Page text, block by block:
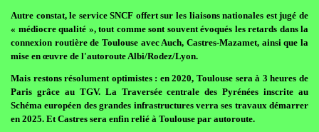
Autre constat, le service SNCF offert sur les liaisons nationales est jugé de
« médiocre qualité », tout comme sont souvent évoqués les retards dans la
connexion routière de Toulouse avec Auch, Castres-Mazamet, ainsi que la
mise en œuvre de l'autoroute Albi/Rodez/Lyon.
Mais restons résolument optimistes : en 2020, Toulouse sera à 3 heures de
Paris grâce au TGV. La Traversée centrale des Pyrénées inscrite au
Schéma européen des grandes infrastructures verra ses travaux démarrer
en 2025. Et Castres sera enfin relié à Toulouse par autoroute.